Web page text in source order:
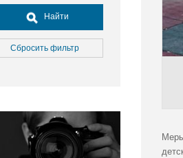
Досуг, туризм и отдых
Культура
Медицина
Окружающая среда
Политика
Правосудие
Найти
Сбросить фильтр